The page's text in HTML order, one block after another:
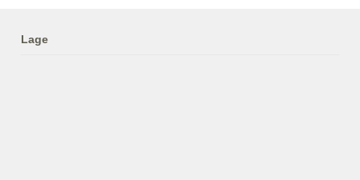
Lage